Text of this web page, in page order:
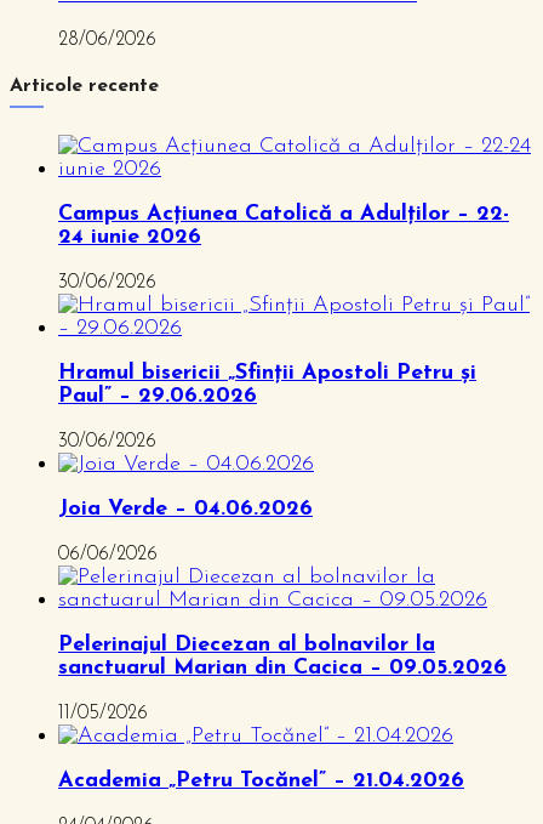
28/06/2026
Articole recente
Campus Acțiunea Catolică a Adulților – 22-
24 iunie 2026
30/06/2026
Hramul bisericii „Sfinții Apostoli Petru și
Paul” – 29.06.2026
30/06/2026
Joia Verde – 04.06.2026
06/06/2026
Pelerinajul Diecezan al bolnavilor la
sanctuarul Marian din Cacica – 09.05.2026
11/05/2026
Academia „Petru Tocănel” – 21.04.2026